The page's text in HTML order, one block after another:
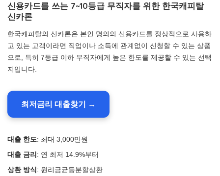
신용카드를 쓰는 7~10등급 무직자를 위한 한국캐피탈
신카론
한국캐피탈의 신카론은 본인 명의의 신용카드를 정상적으로 사용하
고 있는 고객이라면 직업이나 소득에 관계없이 신청할 수 있는 상품
으로, 특히 7등급 이하 무직자에게 높은 한도를 제공할 수 있는 선택
지입니다.
최저금리 대출찾기 →
대출 한도: 최대 3,000만원
대출 금리 : 연 최저 14.9%부터
상환 방식: 원리금균등분할상환